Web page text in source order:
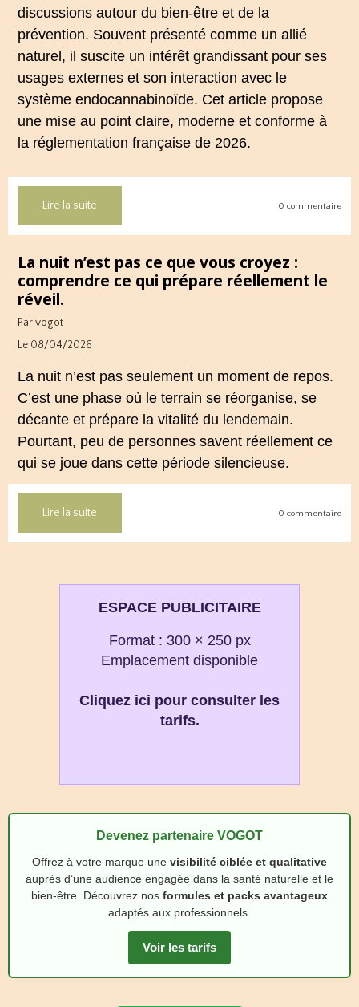
discussions autour du bien‑être et de la
prévention. Souvent présenté comme un allié
naturel, il suscite un intérêt grandissant pour ses
usages externes et son interaction avec le
système endocannabinoïde. Cet article propose
une mise au point claire, moderne et conforme à
la réglementation française de 2026.
Lire la suite 0 commentaire
La nuit n’est pas ce que vous croyez :
comprendre ce qui prépare réellement le
réveil.
Parvogot
Le 08/04/2026
La nuit n’est pas seulement un moment de repos.
C’est une phase où le terrain se réorganise, se
décante et prépare la vitalité du lendemain.
Pourtant, peu de personnes savent réellement ce
qui se joue dans cette période silencieuse.
Lire la suite 0 commentaire
ESPACE PUBLICITAIRE
Format : 300 × 250 px
Emplacement disponible
Cliquez ici pour consulter les
tarifs.
Devenez partenaire VOGOT
Offrez à votre marque une visibilité ciblée et qualitative
auprès d’une audience engagée dans la santé naturelle et le
bien‑être. Découvrez nos formules et packs avantageux
adaptés aux professionnels.
Voir les tarifs